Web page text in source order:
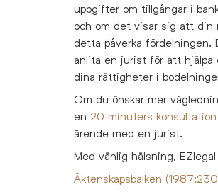
uppgifter om tillgångar i
och om det visar sig att din
detta påverka fördelningen.
anlita en jurist för att
dina rättigheter i
Om du önskar mer
en 20 minuters konsultation
ärende med en jurist.
Med vänlig hälsning, EZlegal
Äktenskapsbalken